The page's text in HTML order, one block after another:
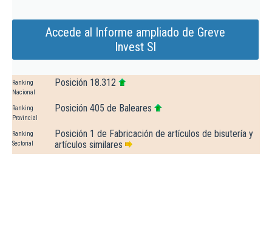
Accede al Informe ampliado de Greve
Invest Sl
Ranking
Nacional
Posición 18.312
Ranking
Provincial
Posición 405 de Baleares
Ranking
Sectorial
Posición 1 de Fabricación de artículos de bisutería y
artículos similares